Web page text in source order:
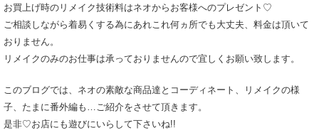
お買上げ時のリメイク技術料はネオからお客様へのプレゼント♡
ご相談しながら着易くする為にあれこれ何ヵ所でも大丈夫、料金は頂いて
おりません。
リメイクのみのお仕事は承っておりませんので宜しくお願い致します。
このブログでは、ネオの素敵な商品達とコーディネート、リメイクの様
子、たまに番外編も…ご紹介をさせて頂きます。
是非♡お店にも遊びにいらして下さいね!!